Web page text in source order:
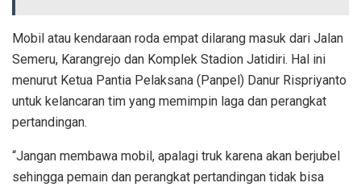
Mobil atau kendaraan roda empat dilarang masuk dari Jalan
Semeru, Karangrejo dan Komplek Stadion Jatidiri. Hal ini
menurut Ketua Pantia Pelaksana (Panpel) Danur Rispriyanto
untuk kelancaran tim yang memimpin laga dan perangkat
pertandingan.
“Jangan membawa mobil, apalagi truk karena akan berjubel
sehingga pemain dan perangkat pertandingan tidak bisa